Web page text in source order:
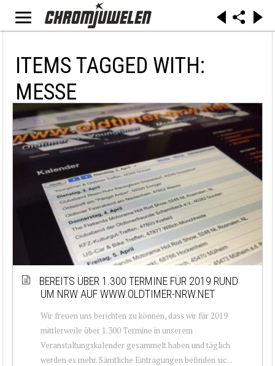
ITEMS TAGGED WITH:
MESSE
BEREITS ÜBER 1.300 TERMINE FÜR 2019 RUND
UM NRW AUF WWW.OLDTIMER-NRW.NET
Wir freuen uns berichten zu können, dass wir für 2019
mittlerweile über 1.300 Termine in unserem
Veranstaltungskalender gesammelt haben und täglich
werden es mehr. Sämtliche Eintragungen befinden sic...